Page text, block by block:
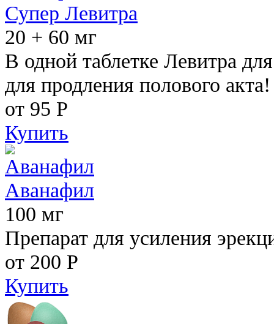
Супер Левитра
20 + 60 мг
В одной таблетке Левитра
для продления полового акта!
от 95 Р
Купить
Аванафил
100 мг
Препарат для усиления
от 200 Р
Купить